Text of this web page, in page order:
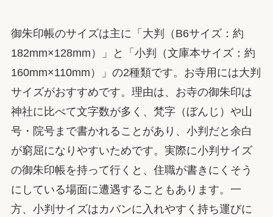
御朱印帳のサイズは主に「大判（B6サイズ：約
182mm×128mm）」と「小判（文庫本サイズ：約
160mm×110mm）」の2種類です。お寺用には大判
サイズがおすすめです。理由は、お寺の御朱印は
神社に比べて文字数が多く、梵字（ぼんじ）や山
号・院号まで書かれることがあり、小判だと余白
が窮屈になりやすいためです。実際に小判サイズ
の御朱印帳を持って行くと、住職が書きにくそう
にしている場面に遭遇することもあります。一
方、小判サイズはカバンに入れやすく持ち運びに